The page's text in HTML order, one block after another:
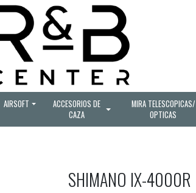
AIRSOFT
ACCESORIOS DE
CAZA
MIRA TELESCOPICAS/
OPTICAS
SHIMANO IX-4000R